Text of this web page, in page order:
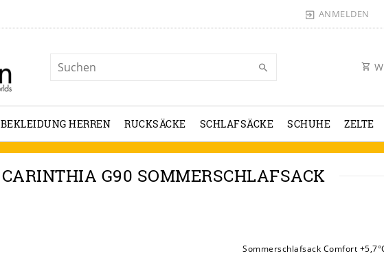
ANMELDEN
BEKLEIDUNG HERREN RUCKSÄCKE SCHLAFSÄCKE SCHUHE ZELTE
CARINTHIA G90 SOMMERSCHLAFSACK
Sommerschlafsack Comfort